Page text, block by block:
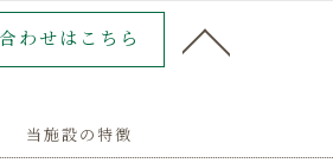
わせはこちら
当施設の特徴